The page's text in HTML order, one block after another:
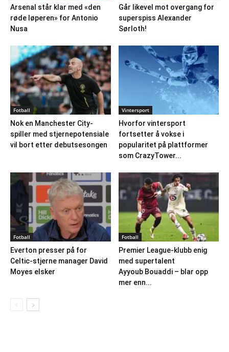
Arsenal står klar med «den
røde løperen» for Antonio
Nusa
Går likevel mot overgang for
superspiss Alexander
Sørloth!
Fotball
Nok en Manchester City-
spiller med stjernepotensiale
vil bort etter debutsesongen
Vintersport
Hvorfor vintersport
fortsetter å vokse i
popularitet på plattformer
som CrazyTower...
Fotball
Everton presser på for
Celtic-stjerne manager David
Moyes elsker
Fotball
Premier League-klubb enig
med supertalent
Ayyoub Bouaddi – blar opp
mer enn...